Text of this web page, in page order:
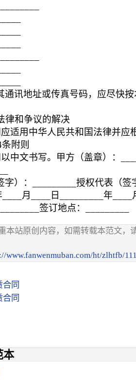
通讯地址或传真号码，应尽快
律和争议的解决
适用中华人民共和国法律并应
附则
中文书写。甲方（盖章）：
字）：_________授权代表（签
____月____日_________年____
签订地点：_________
本站原创内容，如需转载本范文，
www.fanwenmuban.com/ht/zlhtfb/
合同
合同
本